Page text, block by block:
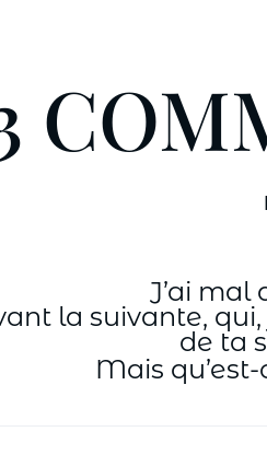
J’ai mal
la suivante,
de ta
Mais